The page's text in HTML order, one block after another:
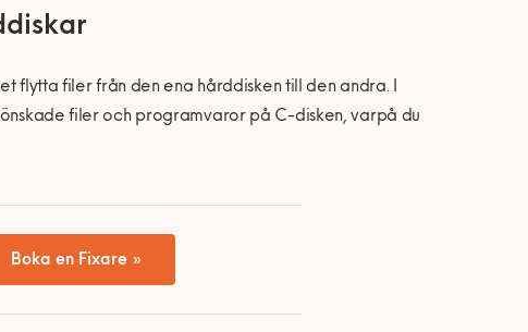
flytta filer från den ena hårddisken till den andra. I
filer och programvaror på C-disken, varpå du
Boka en Fixare »